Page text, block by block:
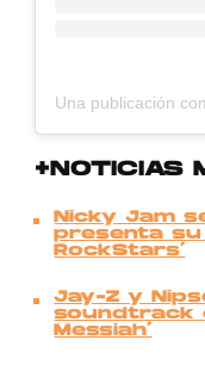
Una publicación
+NOTICIAS
Nicky Jam
presenta su
RockStars’
Jay-Z y
soundtrack
Messiah’